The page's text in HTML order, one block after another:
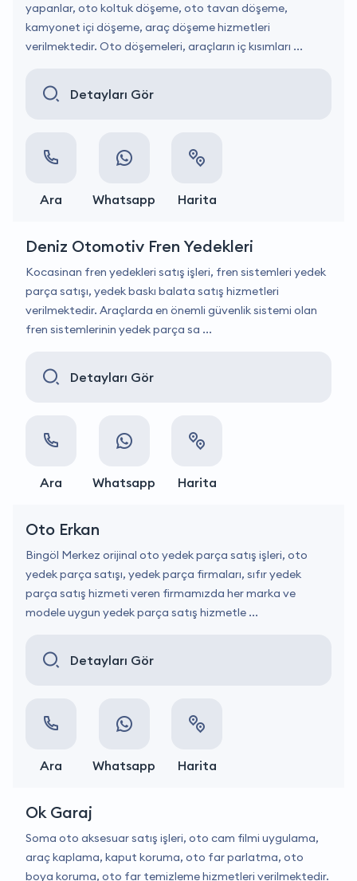
yapanlar, oto koltuk döşeme, oto tavan döşeme,
kamyonet içi döşeme, araç döşeme hizmetleri
verilmektedir. Oto döşemeleri, araçların iç kısımları ...
Detayları Gör
Ara Whatsapp Harita
Deniz Otomotiv Fren Yedekleri
Kocasinan fren yedekleri satış işleri, fren sistemleri yedek
parça satışı, yedek baskı balata satış hizmetleri
verilmektedir. Araçlarda en önemli güvenlik sistemi olan
fren sistemlerinin yedek parça sa ...
Detayları Gör
Ara Whatsapp Harita
Oto Erkan
Bingöl Merkez orijinal oto yedek parça satış işleri, oto
yedek parça satışı, yedek parça firmaları, sıfır yedek
parça satış hizmeti veren firmamızda her marka ve
modele uygun yedek parça satış hizmetle ...
Detayları Gör
Ara Whatsapp Harita
Ok Garaj
Soma oto aksesuar satış işleri, oto cam filmi uygulama,
araç kaplama, kaput koruma, oto far parlatma, oto
boya koruma, oto far temizleme hizmetleri verilmektedir.